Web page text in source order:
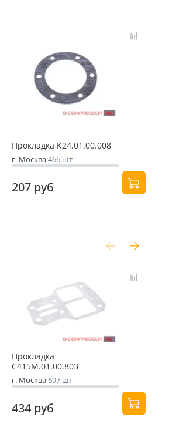
Прокладка К24.01.00.008
г. Москва466 шт
207 руб
Прокладка
С415М.01.00.803
г. Москва697 шт
434 руб